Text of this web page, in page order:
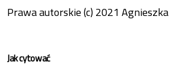
Prawa autorskie (c) 2021
Jak cytować